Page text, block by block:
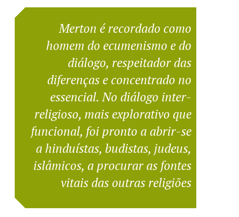
Merton é recordado como
homem do ecumenismo e do
diálogo, respeitador das
diferenças e concentrado no
essencial. No diálogo inter-
religioso, mais explorativo que
funcional, foi pronto a abrir-se
a hinduístas, budistas, judeus,
islâmicos, a procurar as fontes
vitais das outras religiões